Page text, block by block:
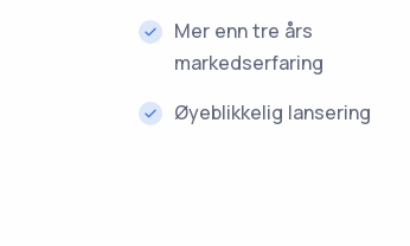
Mer enn tre års
markedserfaring
Øyeblikkelig lansering